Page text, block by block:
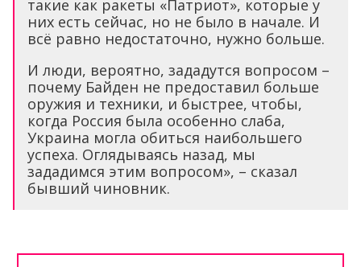
такие как ракеты «Патриот», которые у
них есть сейчас, но не было в начале. И
всё равно недостаточно, нужно больше.
И люди, вероятно, зададутся вопросом –
почему Байден не предоставил больше
оружия и техники, и быстрее, чтобы,
когда Россия была особенно слаба,
Украина могла обиться наибольшего
успеха. Оглядываясь назад, мы
зададимся этим вопросом», – сказал
бывший чиновник.